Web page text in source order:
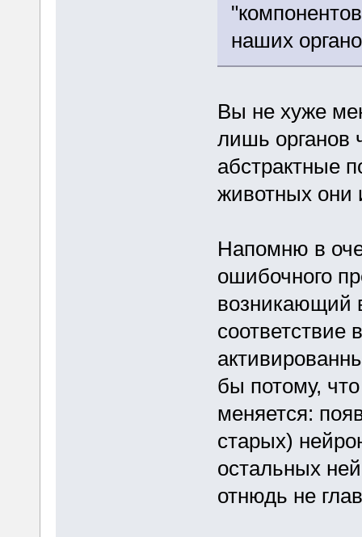
наших
Вы не хуже
лишь органов
абстрактные
животных они
Напомню в
ошибочного
возникающий
соответствие
бы потому,
меняется:
старых)
остальных
отнюдь не